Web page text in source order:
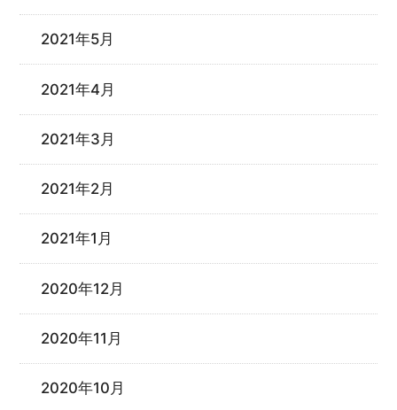
2021年5月
2021年4月
2021年3月
2021年2月
2021年1月
2020年12月
2020年11月
2020年10月